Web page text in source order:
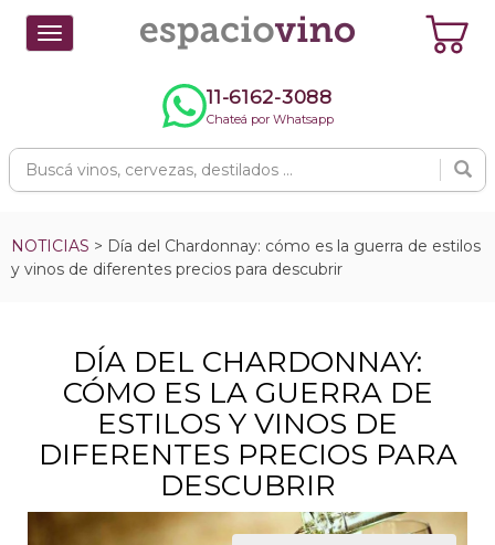
Toggle
navigation
11-6162-3088
Chateá por Whatsapp
NOTICIAS > Día del Chardonnay: cómo es la guerra de estilos
y vinos de diferentes precios para descubrir
DÍA DEL CHARDONNAY:
CÓMO ES LA GUERRA DE
ESTILOS Y VINOS DE
DIFERENTES PRECIOS PARA
DESCUBRIR